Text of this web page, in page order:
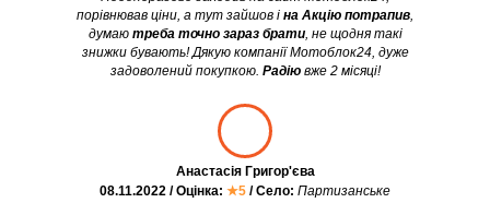
Анастасія Григор'єва
08.11.2022 / Оцінка: ★5 / Село: Партизанське
порівнював ціни, а тут зайшов і на Акцію потрапив,
думаю треба точно зараз брати, не щодня такі
знижки бувають! Дякую компанії Мотоблок24, дуже
задоволений покупкою. Радіювже 2 місяці!